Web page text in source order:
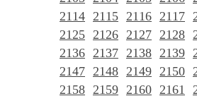
2114 2115 2116 2117
2125 2126 2127 2128
2136 2137 2138 2139
2147 2148 2149 2150
2158 2159 2160 2161